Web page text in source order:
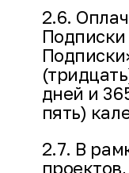
2.6.
дней и
пять)
2.7. В